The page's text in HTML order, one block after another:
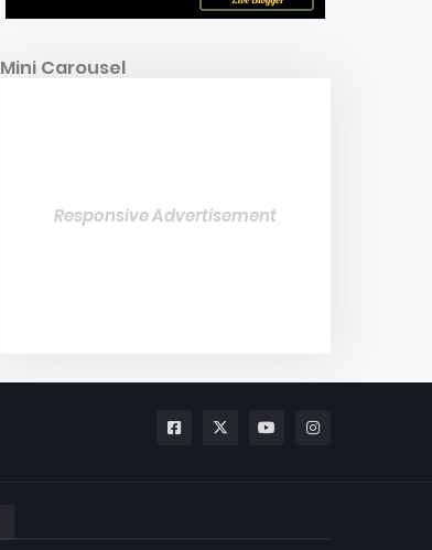
Mini Carousel
Responsive Advertisement